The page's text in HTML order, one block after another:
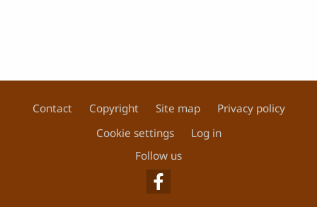
Footer
Contact Copyright Site map
Privacy policy
Cookie settings
Log in
Follow us